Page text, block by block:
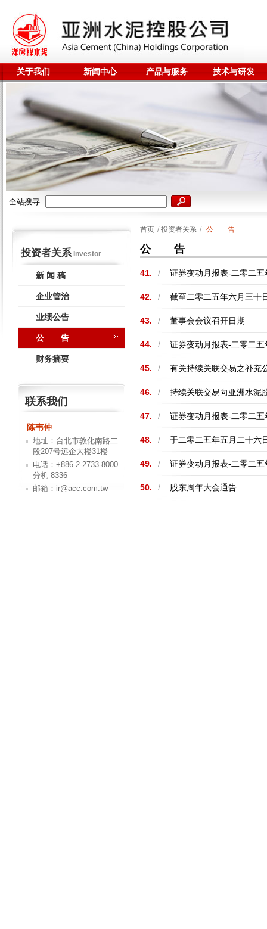
关于我们 新闻中心 产品与服务 技术与研发
全站搜寻
投资者关系Investor
新 闻 稿
企业管治
业绩公告
公 告
财务摘要
联系我们
陈韦仲
地址：台北市敦化南路二
段207号远企大楼31楼
电话：+886-2-2733-8000
分机 8336
邮箱：ir@acc.com.tw
首页 / 投资者关系 / 公 告
公 告
41. / 证券变动月报表-二零二五
42. / 截至二零二五年六月三十
43. / 董事会会议召开日期
44. / 证券变动月报表-二零二五
45. / 有关持续关联交易之补充
46. / 持续关联交易向亚洲水泥
47. / 证券变动月报表-二零二五
48. / 于二零二五年五月二十六
49. / 证券变动月报表-二零二五
50. / 股东周年大会通告